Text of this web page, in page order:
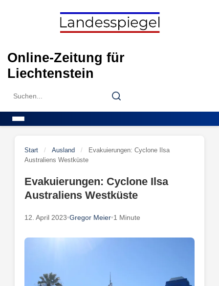
Online-Zeitung für
Liechtenstein
Search
Search
Start / Ausland /
Evakuierungen: Cyclone Ilsa
Australiens Westküste
Evakuierungen: Cyclone Ilsa
Australiens Westküste
12. April 2023•Gregor Meier•1 Minute